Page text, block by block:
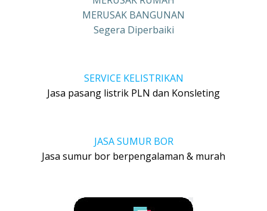
MERUSAK BANGUNAN
Segera Diperbaiki
SERVICE KELISTRIKAN
Jasa pasang listrik PLN dan Konsleting
JASA SUMUR BOR
Jasa sumur bor berpengalaman & murah